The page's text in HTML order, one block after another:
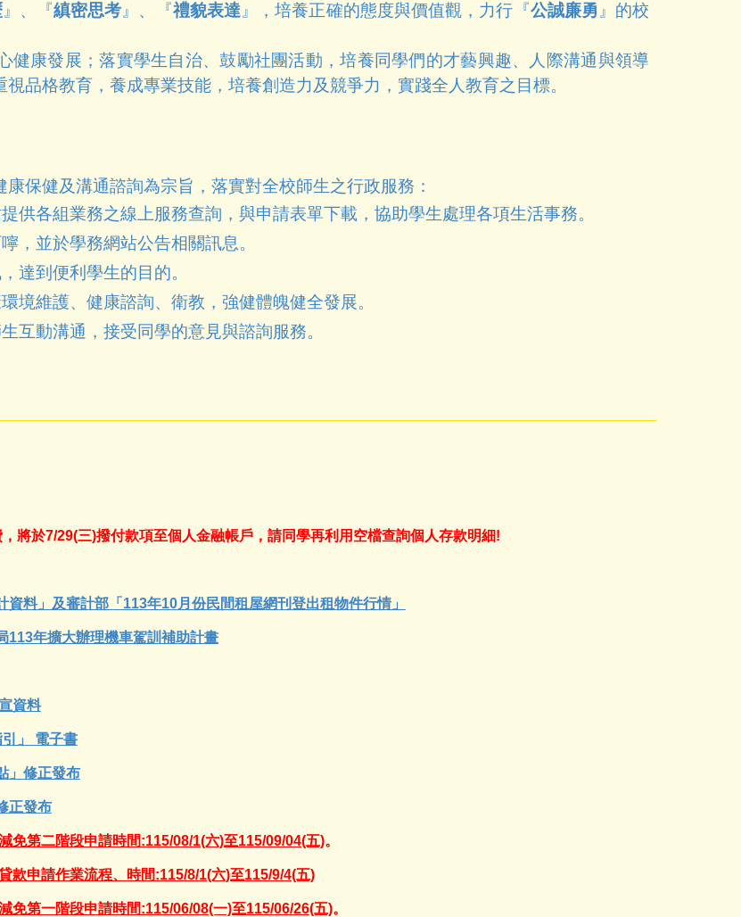
』、『縝密思考』、『禮貌表達』，培養正確的態度與價值觀，力行『公誠廉勇』的校
健康發展；落實學生自治、鼓勵社團活動，培養同學們的才藝興趣、人際溝通與領導
品格教育，養成專業技能，培養創造力及競爭力，實踐全人教育之目標。
保健及溝通諮詢為宗旨，落實對全校師生之行政服務：
供各組業務之線上服務查詢，與申請表單下載，協助學生處理各項生活事務。
，並於學務網站公告相關訊息。
達到便利學生的目的。
境維護、健康諮詢、衛教，強健體魄健全發展。
互動溝通，接受同學的意見與諮詢服務。
將於7/29(三)撥付款項至個人金融帳戶，請同學再利用空檔查詢個人存款明細!
料」及審計部「113年10月份民間租屋網刊登出租物件行情」
113年擴大辦理機車駕訓補助計畫
資料
引」 電子書
」修正發布
正發布
免第二階段申請時間:115/08/1(六)至115/09/04(五)。
款申請作業流程、時間:115/8/1(六)至115/9/4(五)
免第一階段申請時間:115/06/08(一)至115/06/26(五)。